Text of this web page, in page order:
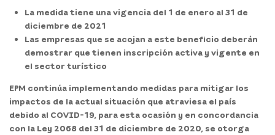
La medida tiene una vigencia del 1 de enero al 31 de
diciembre de 2021
Las empresas que se acojan a este beneficio deberán
demostrar que tienen inscripción activa y vigente en
el sector turístico
EPM continúa implementando medidas para mitigar los
impactos de la actual situación que atraviesa el país
debido al COVID-19, para esta ocasión y en concordancia
con la Ley 2068 del 31 de diciembre de 2020, se otorga